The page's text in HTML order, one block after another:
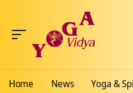
Home News Yoga &